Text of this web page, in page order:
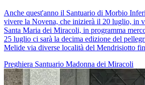
Anche quest'anno il Santuario di Morbio
vivere la Novena, che inizierà il 20 luglio, in
Santa Maria dei Miracoli, in programma
25 luglio ci sarà la decima edizione del
Melide via diverse località del Mendrisiotto
Preghiera Santuario Madonna dei Miracoli